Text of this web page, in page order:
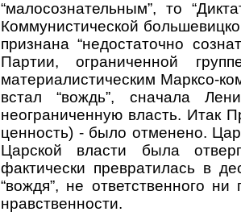
“малосознательным”, то
Коммунистической
признана “недостаточно
Партии, ограниченной
материалистическим Марксо-
встал “вождь”, сначала
неограниченную власть. Итак
ценность) - было отменено.
Царской власти была
фактически превратилась в
“вождя”, не ответственного
нравственности.